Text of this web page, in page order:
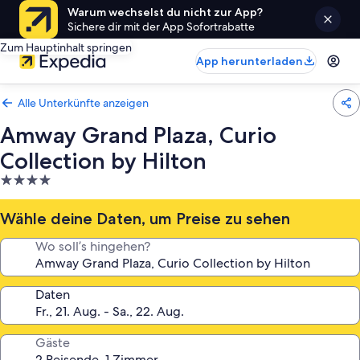
Warum wechselst du nicht zur App?
Sichere dir mit der App Sofortrabatte
Zum Hauptinhalt springen
App herunterladen
Alle Unterkünfte anzeigen
Amway Grand Plaza, Curio
Collection by Hilton
4.0-
Sterne-
Unterkunft
Wähle deine Daten, um Preise zu sehen
Wo soll’s hingehen?
Daten
Gäste